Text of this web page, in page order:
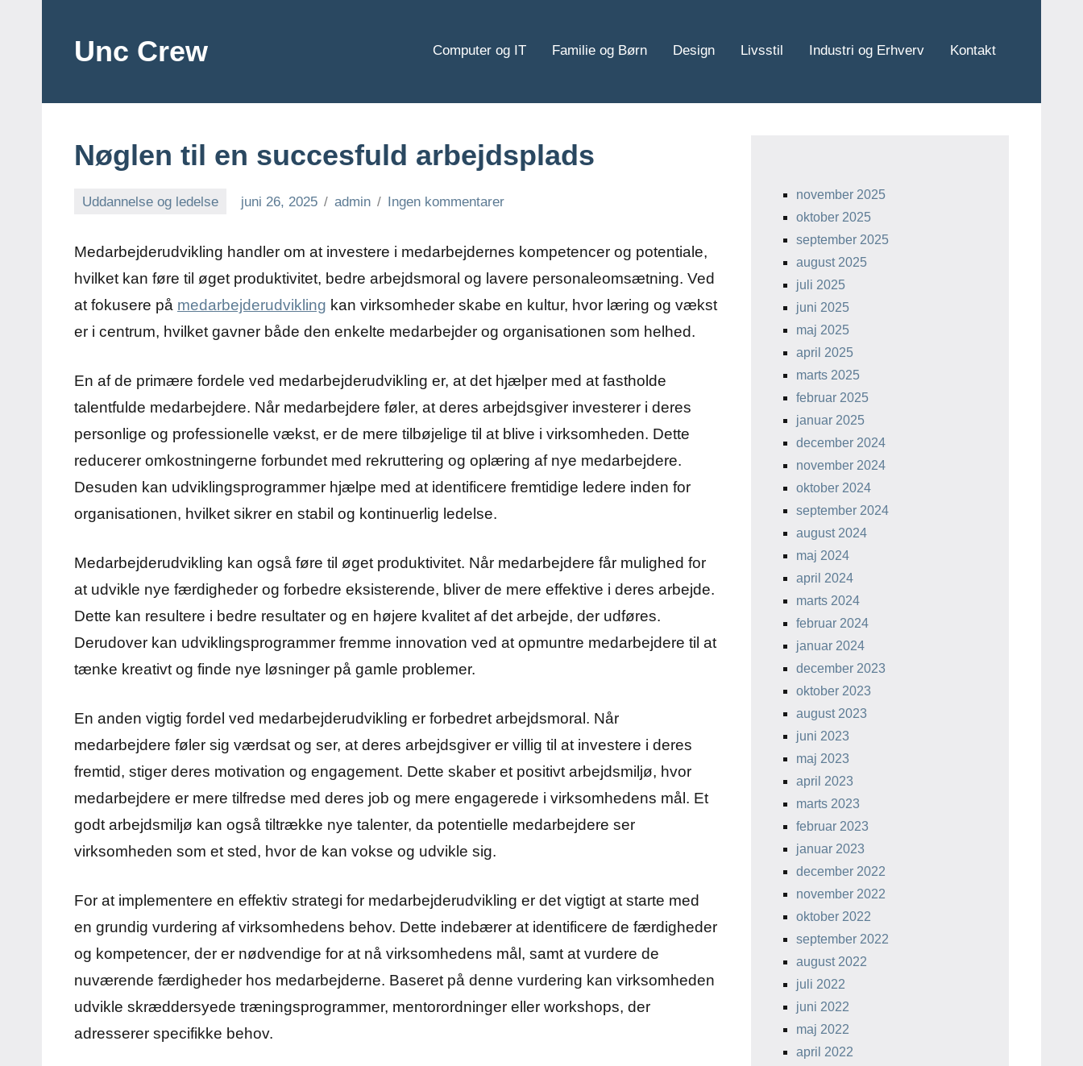
indholdUnc Crew Computer og IT Familie og Børn Design Livsstil Industri og Erhverv Kontakt
Nøglen til en succesfuld arbejdsplads
Uddannelse og ledelse juni 26, 2025 admin Ingen kommentarer
Medarbejderudvikling handler om at investere i medarbejdernes kompetencer og potentiale,
hvilket kan føre til øget produktivitet, bedre arbejdsmoral og lavere personaleomsætning. Ved
at fokusere på medarbejderudvikling kan virksomheder skabe en kultur, hvor læring og vækst
er i centrum, hvilket gavner både den enkelte medarbejder og organisationen som helhed.
En af de primære fordele ved medarbejderudvikling er, at det hjælper med at fastholde
talentfulde medarbejdere. Når medarbejdere føler, at deres arbejdsgiver investerer i deres
personlige og professionelle vækst, er de mere tilbøjelige til at blive i virksomheden. Dette
reducerer omkostningerne forbundet med rekruttering og oplæring af nye medarbejdere.
Desuden kan udviklingsprogrammer hjælpe med at identificere fremtidige ledere inden for
organisationen, hvilket sikrer en stabil og kontinuerlig ledelse.
Medarbejderudvikling kan også føre til øget produktivitet. Når medarbejdere får mulighed for
at udvikle nye færdigheder og forbedre eksisterende, bliver de mere effektive i deres arbejde.
Dette kan resultere i bedre resultater og en højere kvalitet af det arbejde, der udføres.
Derudover kan udviklingsprogrammer fremme innovation ved at opmuntre medarbejdere til at
tænke kreativt og finde nye løsninger på gamle problemer.
En anden vigtig fordel ved medarbejderudvikling er forbedret arbejdsmoral. Når
medarbejdere føler sig værdsat og ser, at deres arbejdsgiver er villig til at investere i deres
fremtid, stiger deres motivation og engagement. Dette skaber et positivt arbejdsmiljø, hvor
medarbejdere er mere tilfredse med deres job og mere engagerede i virksomhedens mål. Et
godt arbejdsmiljø kan også tiltrække nye talenter, da potentielle medarbejdere ser
virksomheden som et sted, hvor de kan vokse og udvikle sig.
For at implementere en effektiv strategi for medarbejderudvikling er det vigtigt at starte med
en grundig vurdering af virksomhedens behov. Dette indebærer at identificere de færdigheder
og kompetencer, der er nødvendige for at nå virksomhedens mål, samt at vurdere de
nuværende færdigheder hos medarbejderne. Baseret på denne vurdering kan virksomheden
udvikle skræddersyede træningsprogrammer, mentorordninger eller workshops, der
adresserer specifikke behov.
november 2025
oktober 2025
september 2025
august 2025
juli 2025
juni 2025
maj 2025
april 2025
marts 2025
februar 2025
januar 2025
december 2024
november 2024
oktober 2024
september 2024
august 2024
maj 2024
april 2024
marts 2024
februar 2024
januar 2024
december 2023
oktober 2023
august 2023
juni 2023
maj 2023
april 2023
marts 2023
februar 2023
januar 2023
december 2022
november 2022
oktober 2022
september 2022
august 2022
juli 2022
juni 2022
maj 2022
april 2022